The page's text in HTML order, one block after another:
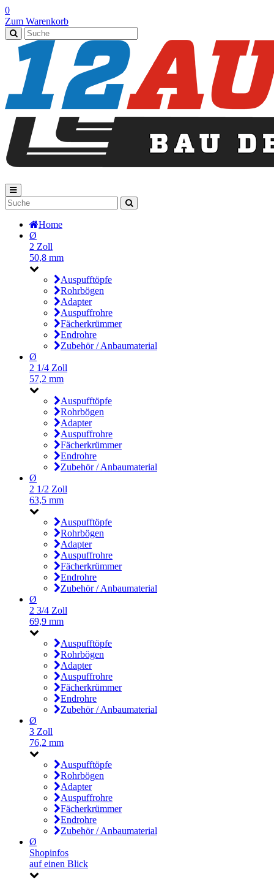
0
Zum Warenkorb
Home
Ø
2 Zoll
50,8 mm
Auspufftöpfe
Rohrbögen
Adapter
Auspuffrohre
Fächerkrümmer
Endrohre
Zubehör / Anbaumaterial
Ø
2 1/4 Zoll
57,2 mm
Auspufftöpfe
Rohrbögen
Adapter
Auspuffrohre
Fächerkrümmer
Endrohre
Zubehör / Anbaumaterial
Ø
2 1/2 Zoll
63,5 mm
Auspufftöpfe
Rohrbögen
Adapter
Auspuffrohre
Fächerkrümmer
Endrohre
Zubehör / Anbaumaterial
Ø
2 3/4 Zoll
69,9 mm
Auspufftöpfe
Rohrbögen
Adapter
Auspuffrohre
Fächerkrümmer
Endrohre
Zubehör / Anbaumaterial
Ø
3 Zoll
76,2 mm
Auspufftöpfe
Rohrbögen
Adapter
Auspuffrohre
Fächerkrümmer
Endrohre
Zubehör / Anbaumaterial
Ø
Shopinfos
auf einen Blick